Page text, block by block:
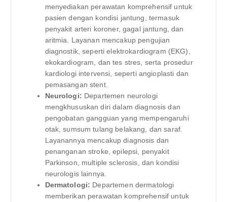
menyediakan perawatan komprehensif untuk
pasien dengan kondisi jantung, termasuk
penyakit arteri koroner, gagal jantung, dan
aritmia. Layanan mencakup pengujian
diagnostik, seperti elektrokardiogram (EKG),
ekokardiogram, dan tes stres, serta prosedur
kardiologi intervensi, seperti angioplasti dan
pemasangan stent.
Neurologi: Departemen neurologi
mengkhususkan diri dalam diagnosis dan
pengobatan gangguan yang mempengaruhi
otak, sumsum tulang belakang, dan saraf.
Layanannya mencakup diagnosis dan
penanganan stroke, epilepsi, penyakit
Parkinson, multiple sclerosis, dan kondisi
neurologis lainnya.
Dermatologi: Departemen dermatologi
memberikan perawatan komprehensif untuk